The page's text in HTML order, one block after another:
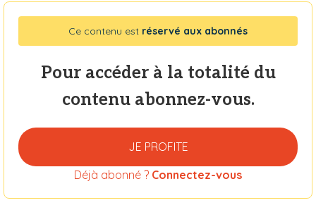
Ce contenu est réservé aux abonnés
Pour accéder à la totalité du
contenu abonnez-vous.
JE PROFITE
Déjà abonné ? Connectez-vous